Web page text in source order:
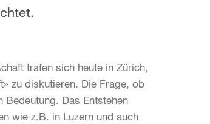
trafen sich heute in Zürich,
zu diskutieren. Die Frage, ob
Das Entstehen
wie z.B. in Luzern und auch